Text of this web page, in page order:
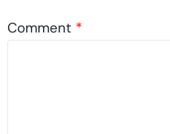
Comment *